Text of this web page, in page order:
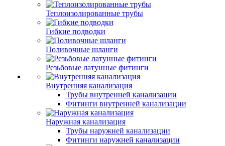
Теплоизолированные трубы
Гибкие подводки
Поливочные шланги
Резьбовые латунные фитинги
Внутренняя канализация
Трубы внутренней канализации
Фитинги внутренней канализации
Наружная канализация
Трубы наружней канализации
Фитинги наружней канализации